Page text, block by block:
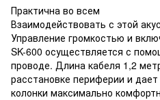
Практична во всем
Взаимодействовать с этой
Управление громкостью и
SK-600 осуществляется с
проводе. Длина кабеля 1,2
расстановке периферии и
колонки максимально